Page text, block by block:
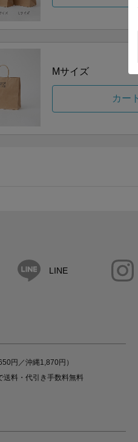
Mサイズ
カー
LINE
円／沖縄1,870円）
送料・代引き手数料無料